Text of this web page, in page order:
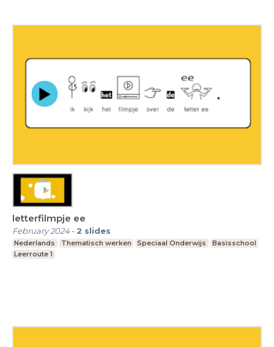
letterfilmpje ee
February 2024- 2 slides
Nederlands Thematisch werken Speciaal Onderwijs
Basisschool
Leerroute 1